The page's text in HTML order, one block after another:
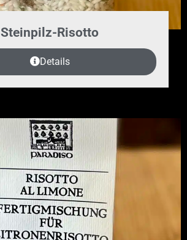
Steinpilz-Risotto
Details